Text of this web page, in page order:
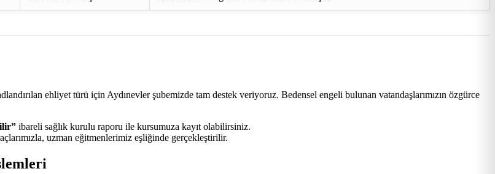
ehliyet türü için Aydınevler şubemizde tam destek veriyoruz. Bedensel engeli bulunan vatandaşlarımızın özgürce
ibareli sağlık kurulu raporu ile kursumuza kayıt olabilirsiniz.
uzman eğitmenlerimiz eşliğinde gerçekleştirilir.